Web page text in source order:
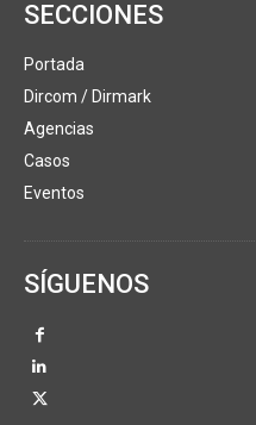
SECCIONES
Portada
Dircom / Dirmark
Agencias
Casos
Eventos
SÍGUENOS